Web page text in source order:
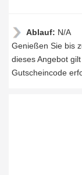
Ablauf: N/A
Genießen Sie bis
dieses Angebot
Gutscheincode